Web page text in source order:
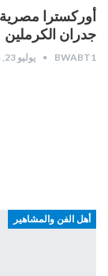
أوركسترا
جدران الكرملين
BWABT1 يوليو 23, 2024
أهل الفن والمشاهير